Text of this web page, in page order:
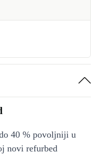
40 % povoljniji u
novi refurbed